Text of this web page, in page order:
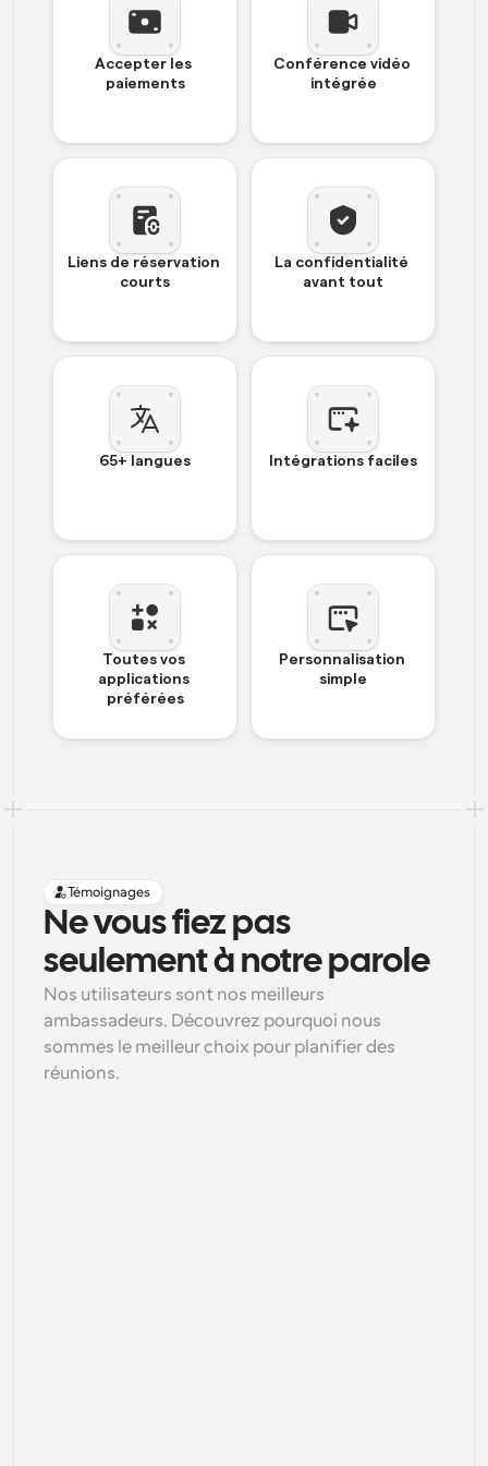
Accepter les
paiements
Conférence vidéo
intégrée
Liens de réservation
courts
La confidentialité
avant tout
65+ langues Intégrations faciles
Toutes vos
applications
préférées
Personnalisation
simple
Témoignages
Ne vous fiez pas
seulement à notre parole
Nos utilisateurs sont nos meilleurs
ambassadeurs. Découvrez pourquoi nous
sommes le meilleur choix pour planifier des
réunions.